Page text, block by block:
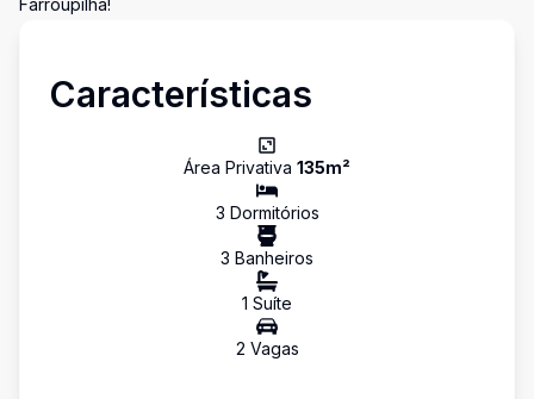
Farroupilha!
Características
Área Privativa 135m²
3 Dormitórios
3 Banheiros
1 Suíte
2 Vagas